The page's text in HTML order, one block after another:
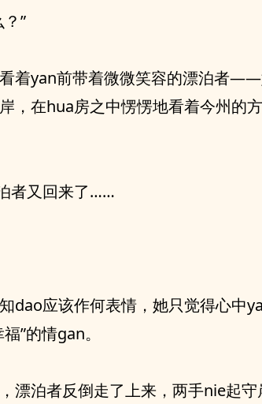
”
着yan前带着微微笑容的漂泊者
，在hua房之中愣愣地看着今州的
者又回来了……
dao应该作何表情，她只觉得心中
”的情gan。
漂泊者反倒走了上来，两手nie起